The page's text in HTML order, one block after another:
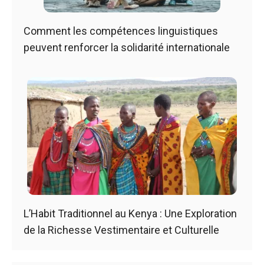
Comment les compétences linguistiques
peuvent renforcer la solidarité internationale
L’Habit Traditionnel au Kenya : Une Exploration
de la Richesse Vestimentaire et Culturelle